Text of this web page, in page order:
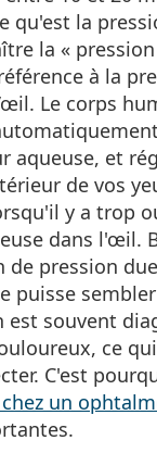
qu'est la
la «
à la
Le corps
aqueuse, et
de vos
y a trop
dans l'œil.
de pression
puisse
est souvent
ce
C'est
un